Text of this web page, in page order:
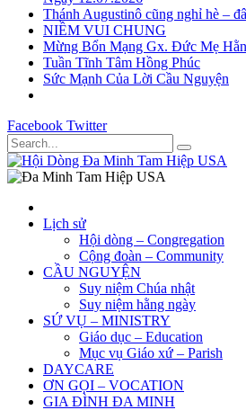
Thánh Augustinô cũng nghỉ hè –
NIỀM VUI CHUNG
Mừng Bổn Mạng Gx. Đức Mẹ
Tuần Tĩnh Tâm Hồng Phúc
Sức Mạnh Của Lời Cầu Nguyện
Facebook Twitter
Lịch sử
Hội dòng – Congregation
Cộng đoàn – Community
CẦU NGUYỆN
Suy niệm Chúa nhật
Suy niệm hằng ngày
SỨ VỤ – MINISTRY
Giáo dục – Education
Mục vụ Giáo xứ – Parish
DAYCARE
ƠN GỌI – VOCATION
GIA ĐÌNH ĐA MINH